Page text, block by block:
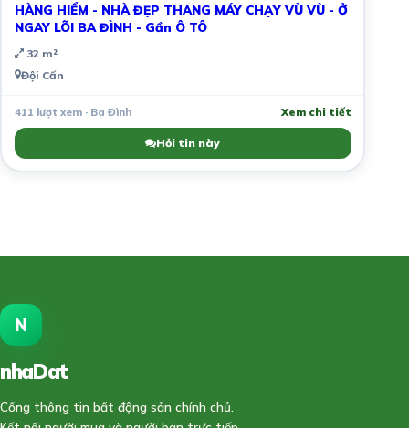
HÀNG HIỂM - NHÀ ĐẸP THANG MÁY CHẠY VÙ VÙ - Ở
NGAY LÕI BA ĐÌNH - Gần Ô TÔ
32 m²
Đội Cấn
411 lượt xem · Ba Đình Xem chi tiết
Hỏi tin này
N
nhaDat
Cổng thông tin bất động sản chính chủ.